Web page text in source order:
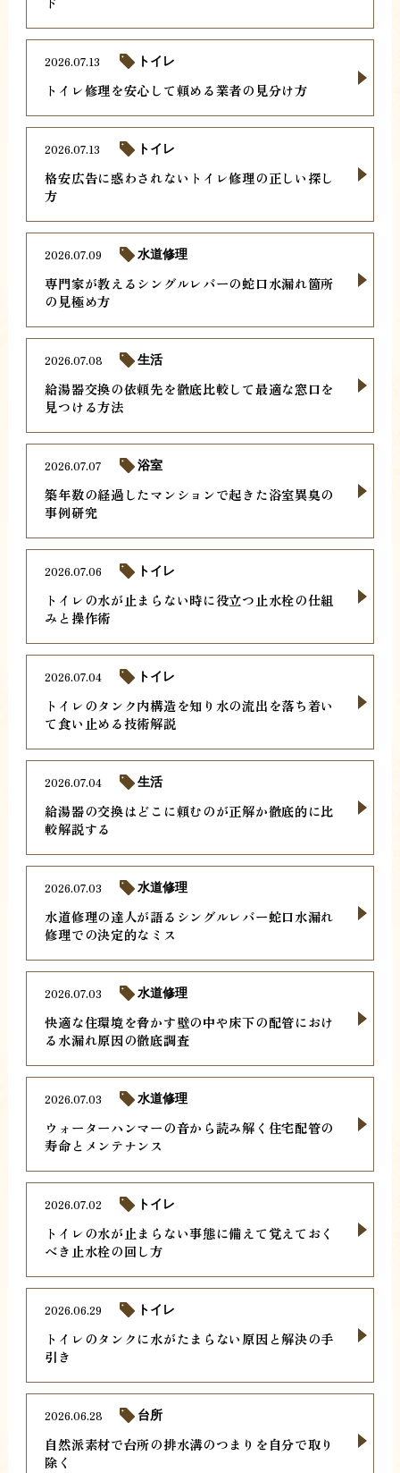
トイレ修理を安心して頼める業者の見分け方
2026.07.13 トイレ
格安広告に惑わされないトイレ修理の正しい探し
方
2026.07.13 トイレ
専門家が教えるシングルレバーの蛇口水漏れ箇所
の見極め方
2026.07.09 水道修理
給湯器交換の依頼先を徹底比較して最適な窓口を
見つける方法
2026.07.08 生活
築年数の経過したマンションで起きた浴室異臭の
事例研究
2026.07.07 浴室
トイレの水が止まらない時に役立つ止水栓の仕組
みと操作術
2026.07.06 トイレ
トイレのタンク内構造を知り水の流出を落ち着い
て食い止める技術解説
2026.07.04 トイレ
給湯器の交換はどこに頼むのが正解か徹底的に比
較解説する
2026.07.04 生活
水道修理の達人が語るシングルレバー蛇口水漏れ
修理での決定的なミス
2026.07.03 水道修理
快適な住環境を脅かす壁の中や床下の配管におけ
る水漏れ原因の徹底調査
2026.07.03 水道修理
ウォーターハンマーの音から読み解く住宅配管の
寿命とメンテナンス
2026.07.03 水道修理
トイレの水が止まらない事態に備えて覚えておく
べき止水栓の回し方
2026.07.02 トイレ
トイレのタンクに水がたまらない原因と解決の手
引き
2026.06.29 トイレ
自然派素材で台所の排水溝のつまりを自分で取り
除く
2026.06.28 台所